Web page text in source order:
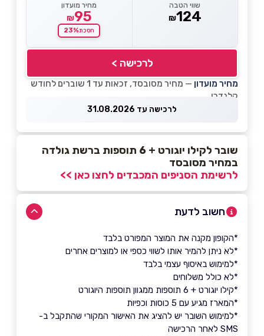
שווי הטבה
₪124
מחיר מועדון
₪95
חסכת23%
לרכישה >
מחיר מועדון
— מחיר מסובסד, זכאות עד 1 שוברים לחודש
קלנדרי
לרכישה עד 31.08.2026
שובר לקילו יוגורט + 6 תוספות ברשת גולדה
במחיר מסובסד
לרשימת הסניפים המכבדים לחצו כאן >>
חשוב לדעת
*הקופון מקנה את המוצר המפורט בלבד
*לא ניתן להמיר אותו לשווי כספי או למוצרים אחרים
*למימוש באיסוף עצמי בלבד
*לא כולל משלוחים
*קילו יוגורט + 6 תוספות ממגוון תוספות היוגורט
*המארז מגיע עם 5 כוסות וכפיות
*למימוש השובר יש להציג את האישור המקורי שהתקבל ב-
SMS לאחר הרכישה